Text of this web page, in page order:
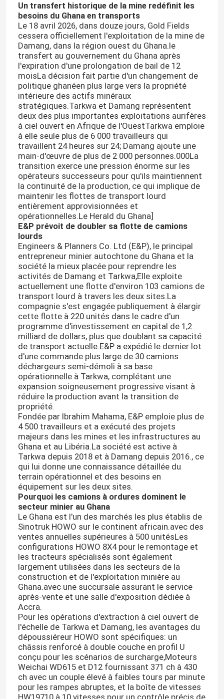
Aperçu
Produits
A propos de nous
Un transfert historique de la mine redéfinit les
besoins du Ghana en transports
Le 18 avril 2026, dans douze jours, Gold Fields
cessera officiellement l'exploitation de la mine de
Damang, dans la région ouest du Ghana.le
transfert au gouvernement du Ghana après
l'expiration d'une prolongation de bail de 12
moisLa décision fait partie d'un changement de
politique ghanéen plus large vers la propriété
intérieure des actifs minéraux
stratégiques.Tarkwa et Damang représentent
deux des plus importantes exploitations aurifères
à ciel ouvert en Afrique de l'OuestTarkwa emploie
à elle seule plus de 6 000 travailleurs qui
travaillent 24 heures sur 24; Damang ajoute une
main-d'œuvre de plus de 2 000 personnes.000La
transition exerce une pression énorme sur les
opérateurs successeurs pour qu'ils maintiennent
la continuité de la production, ce qui implique de
maintenir les flottes de transport lourd
entièrement approvisionnées et
opérationnelles.Le Herald du Ghana]
E&P prévoit de doubler sa flotte de camions
lourds
Engineers & Planners Co. Ltd (E&P), le principal
entrepreneur minier autochtone du Ghana et la
société la mieux placée pour reprendre les
activités de Damang et Tarkwa,Elle exploite
actuellement une flotte d'environ 103 camions de
transport lourd à travers les deux sites.La
compagnie s'est engagée publiquement à élargir
cette flotte à 220 unités dans le cadre d'un
programme d'investissement en capital de 1,2
milliard de dollars, plus que doublant sa capacité
de transport actuelle.E&P a expédié le dernier lot
d'une commande plus large de 30 camions
déchargeurs semi-démoli à sa base
opérationnelle à Tarkwa, complétant une
expansion soigneusement progressive visant à
réduire la production avant la transition de
propriété.
Fondée par Ibrahim Mahama, E&P emploie plus de
4 500 travailleurs et a exécuté des projets
majeurs dans les mines et les infrastructures au
Ghana et au Libéria.La société est active à
Tarkwa depuis 2018 et à Damang depuis 2016., ce
qui lui donne une connaissance détaillée du
terrain opérationnel et des besoins en
équipement sur les deux sites.
Pourquoi les camions à ordures dominent le
secteur minier au Ghana
Le Ghana est l'un des marchés les plus établis de
Sinotruk HOWO sur le continent africain.avec des
ventes annuelles supérieures à 500 unitésLes
configurations HOWO 8X4 pour le remontage et
les tracteurs spécialisés sont également
largement utilisées dans les secteurs de la
construction et de l'exploitation minière au
Ghana.avec une succursale assurant le service
après-vente et une salle d'exposition dédiée à
Accra.
Pour les opérations d'extraction à ciel ouvert de
l'échelle de Tarkwa et Damang, les avantages du
dépoussiéreur HOWO sont spécifiques: un
châssis renforcé à double couche en profil U
conçu pour les scénarios de surcharge,Moteurs
Weichai WD615 et D12 fournissant 371 ch à 430
ch avec un couple élevé à faibles tours par minute
pour les rampes abruptes, et la boîte de vitesses